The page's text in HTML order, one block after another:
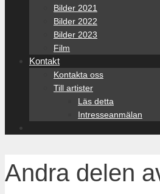
Bilder 2021
Bilder 2022
Bilder 2023
Film
Kontakt
Kontakta oss
Till artister
Läs detta
Intresseanmälan
Andra delen